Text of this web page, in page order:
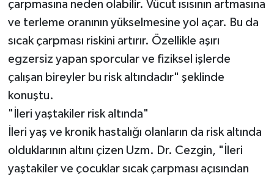
çarpmasına neden olabilir. Vücut ısısının artmasına
ve terleme oranının yükselmesine yol açar. Bu da
sıcak çarpması riskini artırır. Özellikle aşırı
egzersiz yapan sporcular ve fiziksel işlerde
çalışan bireyler bu risk altındadır" şeklinde
konuştu.
"İleri yaştakiler risk altında"
İleri yaş ve kronik hastalığı olanların da risk altında
olduklarının altını çizen Uzm. Dr. Cezgin, "İleri
yaştakiler ve çocuklar sıcak çarpması açısından